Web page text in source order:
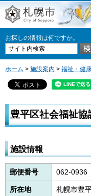
札幌市
お探しの情報は何ですか。
ホーム > 施設案内 > 福祉・健
豊平区社会福祉協
施設情報
郵便番号 062-0936
所在地
札幌市豊